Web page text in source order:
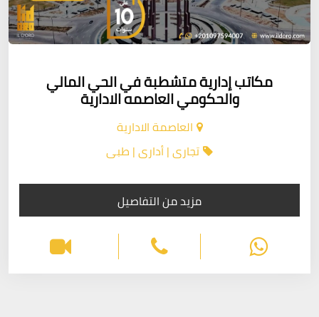
مكاتب إدارية متشطبة في الحي المالي
والحكومي العاصمه الادارية
العاصمة الادارية
تجارى | أدارى | طبى
مزيد من التفاصيل